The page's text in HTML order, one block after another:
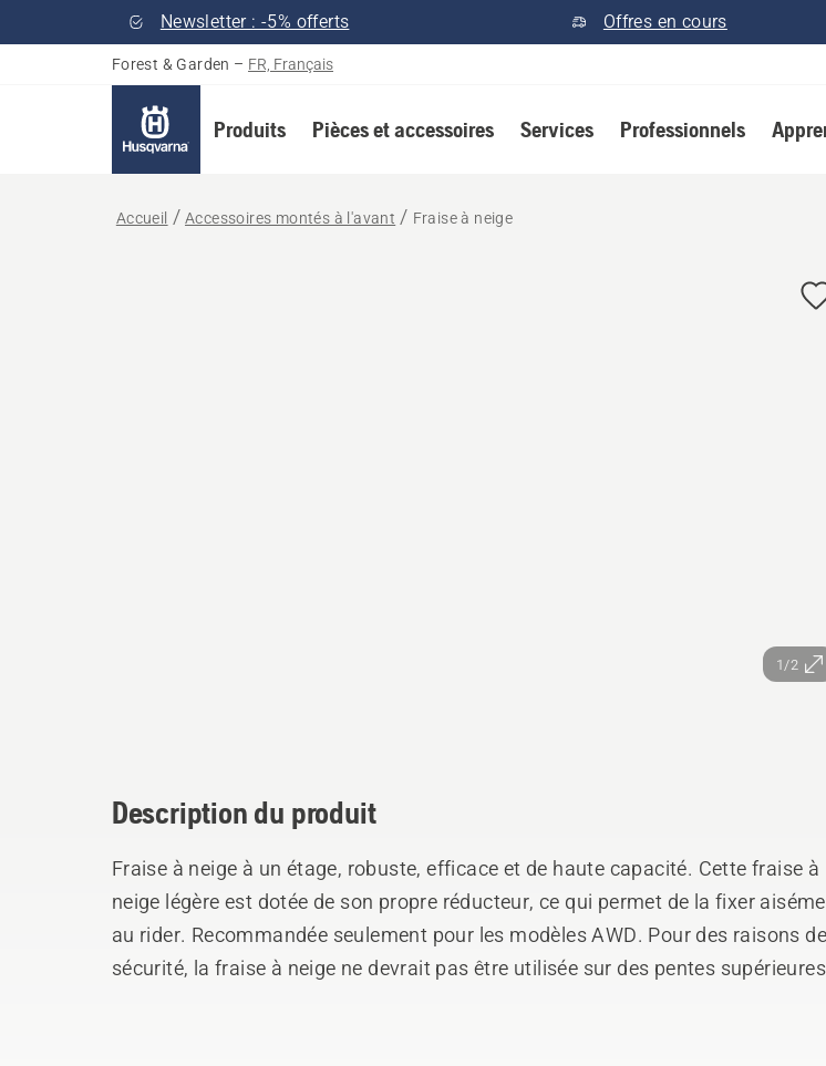
Newsletter : -5% offerts Offres en cours
Forest & Garden – FR, Français
Produits Pièces et accessoires Services Professionnels
Accueil Accessoires montés à l'avant Fraise à neige
1/2
Description du produit
Fraise à neige à un étage, robuste, efficace et de haute capacité. Cette fraise à
neige légère est dotée de son propre réducteur, ce qui permet de la fixer
au rider. Recommandée seulement pour les modèles AWD. Pour des raisons de
sécurité, la fraise à neige ne devrait pas être utilisée sur des pentes